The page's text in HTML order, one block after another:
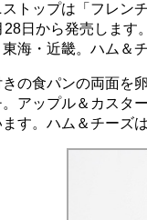
トップは「フレン
28日から発売します
海・近畿。ハム＆
の食パンの両面を
。アップル＆カスタ
す。ハム＆チーズ